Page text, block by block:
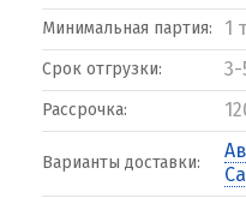
Минимальная партия: 1
Срок отгрузки: 3-
Рассрочка:
Варианты доставки: